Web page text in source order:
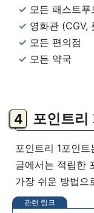
모든 패스트푸
영화관 (CGV,
모든 편의점
모든 약국
포인트리
포인트리 1포인
글에서는 적립한
가장 쉬운 방법으